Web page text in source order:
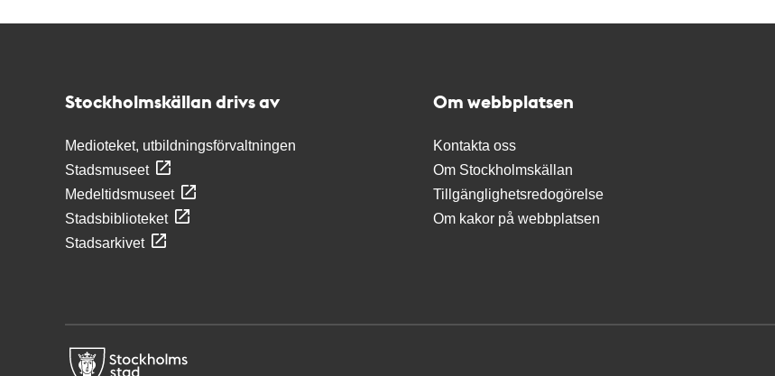
Stockholmskällan drivs av
Medioteket, utbildningsförvaltningen
Stadsmuseet
Medeltidsmuseet
Stadsbiblioteket
Stadsarkivet
Om webbplatsen
Kontakta oss
Om Stockholmskällan
Tillgänglighetsredogörelse
Om kakor på webbplatsen